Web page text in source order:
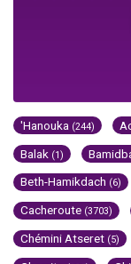
'Hanouka (244)
Balak (1)
Beth-Hamikdach (6)
Cacheroute (3703)
Chémini Atseret (5)